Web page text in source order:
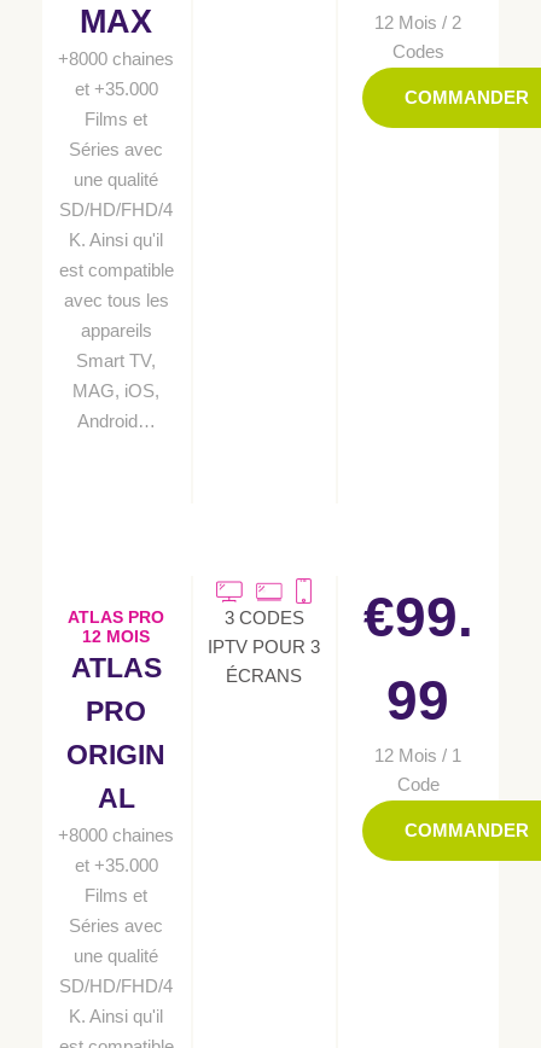
MAX
+8000 chaines
et +35.000
Films et
Séries avec
une qualité
SD/HD/FHD/4
K. Ainsi qu'il
est compatible
avec tous les
appareils
Smart TV,
MAG, iOS,
Android…
12 Mois / 2
Codes
COMMANDER
ATLAS PRO
12 MOIS
ATLAS
PRO
ORIGIN
AL
+8000 chaines
et +35.000
Films et
Séries avec
une qualité
SD/HD/FHD/4
K. Ainsi qu'il
3 CODES
IPTV POUR 3
ÉCRANS
€99.
99
12 Mois / 1
Code
COMMANDER